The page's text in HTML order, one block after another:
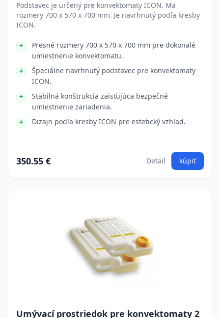
Podstavec je určený pre konvektomaty ICON. Má
rozmery 700 x 570 x 700 mm. Je navrhnutý podľa kresby
ICON.
Presné rozmery 700 x 570 x 700 mm pre dokonalé
umiestnenie konvektomatu.
Špeciálne navrhnutý podstavec pre konvektomaty
ICON.
Stabilná konštrukcia zaisťujúca bezpečné
umiestnenie zariadenia.
Dizajn podľa kresby ICON pre estetický vzhľad.
350.55 € Detail kúpiť
Umývací prostriedok pre konvektomaty 2